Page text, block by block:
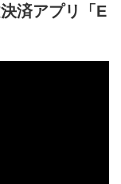
済アプリ「E